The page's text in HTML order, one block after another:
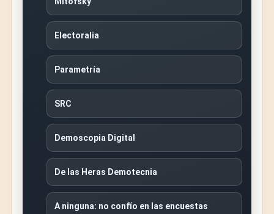
Electoralia
Parametría
SRC
Demoscopia Digital
De las Heras Demotecnia
A ninguna: no confío en las encuestas